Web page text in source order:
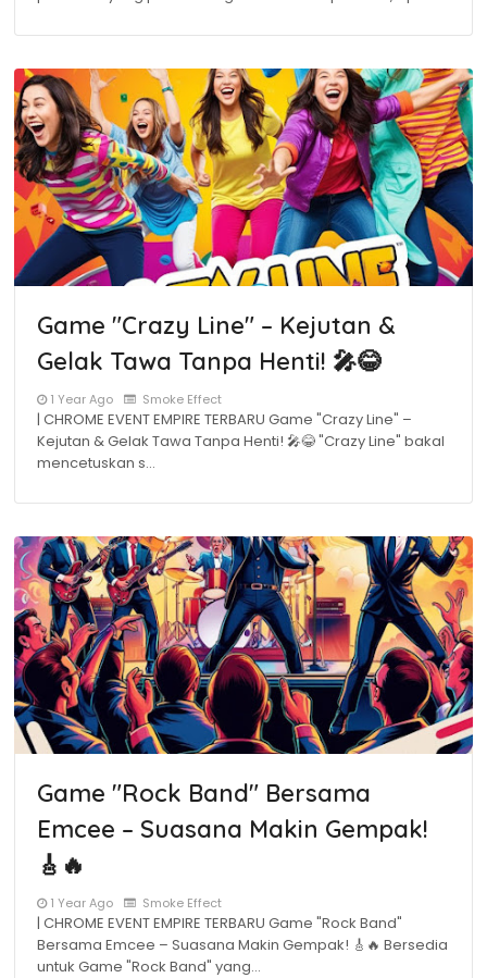
Game "Crazy Line" – Kejutan &
Gelak Tawa Tanpa Henti! 🎤😂
1 Year Ago Smoke Effect
| CHROME EVENT EMPIRE TERBARU Game "Crazy Line" –
Kejutan & Gelak Tawa Tanpa Henti! 🎤😂 "Crazy Line" bakal
mencetuskan s…
Game "Rock Band" Bersama
Emcee – Suasana Makin Gempak!
🎸🔥
1 Year Ago Smoke Effect
| CHROME EVENT EMPIRE TERBARU Game "Rock Band"
Bersama Emcee – Suasana Makin Gempak! 🎸🔥 Bersedia
untuk Game "Rock Band" yang…